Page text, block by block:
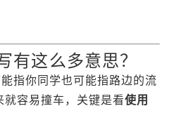
有这么多意思？
指你同学也可能指路边的流
容易撞车，关键是看使用